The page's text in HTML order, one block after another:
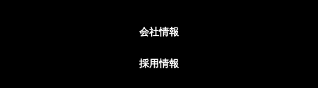
会社情報
採用情報